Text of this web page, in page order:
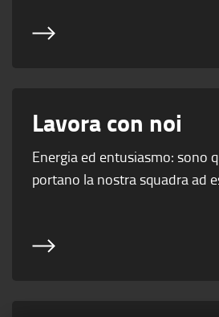
Lavora con noi
Energia ed entusiasmo: sono
portano la nostra squadra ad